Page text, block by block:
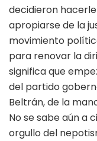
decidieron
apropiarse de la
movimiento
para renovar la
significa que
del partido
Beltrán, de la
No se sabe aún a
orgullo del